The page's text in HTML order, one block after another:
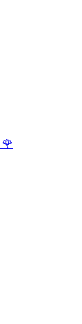
🌹